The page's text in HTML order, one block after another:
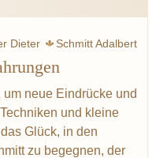
Dieter
Schmitt Adalbert
Frankreich
Pasta Fond
Toskana
Hawaii Japan
Thailand
Patron éditorial
neue Eindrücke und
und kleine
Glück, in den
zu begegnen, der